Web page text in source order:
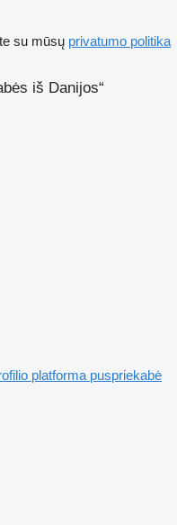
su mūsų privatumo politika
iš Danijos“
platforma puspriekabė